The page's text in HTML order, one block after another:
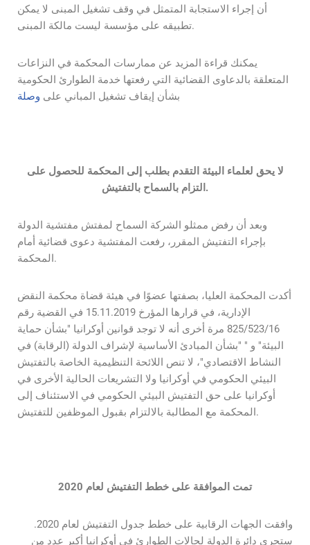
أن إجراء الاستجابة المتمثل في وقف تشغيل المبنى لا يمكن
تطبيقه على مؤسسة ليست مالكة المبنى.
يمكنك قراءة المزيد عن ممارسات المحكمة في النزاعات
المتعلقة بالدعاوى القضائية التي رفعتها خدمة الطوارئ الحكومية
بشأن إيقاف تشغيل المباني على وصلة
لا يحق لعلماء البيئة التقدم بطلب إلى المحكمة للحصول على
التزام بالسماح بالتفتيش.
وبعد أن رفض ممثلو الشركة السماح لمفتش مفتشية الدولة
بإجراء التفتيش المقرر، رفعت المفتشية دعوى قضائية أمام
المحكمة.
أكدت المحكمة العليا، بصفتها عضوًا في هيئة قضاة محكمة النقض
الإدارية، في قرارها المؤرخ 15.11.2019 في القضية رقم
825/523/16 مرة أخرى أنه لا توجد قوانين أوكرانيا "بشأن حماية
البيئة" و " "بشأن المبادئ الأساسية لإشراف الدولة (الرقابة) في
النشاط الاقتصادي"، لا تنص اللائحة التنظيمية الخاصة بالتفتيش
البيئي الحكومي في أوكرانيا ولا التشريعات الحالية الأخرى في
أوكرانيا على حق التفتيش البيئي الحكومي في الاستئناف إلى
المحكمة مع المطالبة بالالتزام بقبول الموظفين للتفتيش.
تمت الموافقة على خطط التفتيش لعام 2020
وافقت الجهات الرقابية على خطط جدول التفتيش لعام 2020.
ستجري دائرة الدولة لحالات الطوارئ في أوكرانيا أكبر عدد من